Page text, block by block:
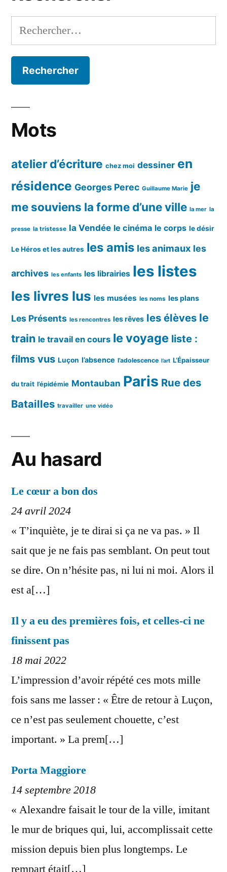
Rechercher :
Mots
atelier d’écriture chez moi dessiner en
résidence Georges Perec Guillaume Marie je
me souviens la forme d’une ville la mer la
presse la tristesse la Vendée le cinéma le corps le désir
Le Héros et les autres les amis les animaux les
archives les enfants les librairies les listes
les livres lus les musées les noms les plans
Les Présents les rencontres les rêves les élèves le
train le travail en cours le voyage liste :
films vus Luçon l’absence l’adolescence l’art L’Épaisseur
du trait l’épidémie Montauban Paris Rue des
Batailles travailler une vidéo
Au hasard
Le cœur a bon dos
24 avril 2024
« T’inquiète, je te dirai si ça ne va pas. » Il
sait que je ne fais pas semblant. On peut tout
se dire. On n’hésite pas, ni lui ni moi. Alors il
est a[…]
Il y a eu des premières fois, et celles-ci ne
finissent pas
18 mai 2022
L’impression d’avoir répété ces mots mille
fois sans me lasser : « Être de retour à Luçon,
ce n’est pas seulement chouette, c’est
important. » La prem[…]
Porta Maggiore
14 septembre 2018
« Alexandre faisait le tour de la ville, imitant
le mur de briques qui, lui, accomplissait cette
mission depuis bien plus longtemps. Le